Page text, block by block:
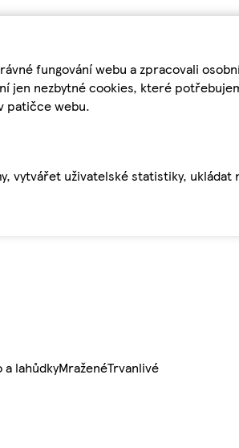
fungování webu a zpracovali
nezbytné cookies, které
patičce webu.
vytvářet uživatelské statistiky,
a lahůdkyMraženéTrvanlivé